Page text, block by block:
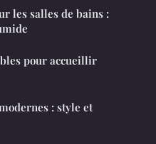
les salles de bains :
pour accueillir
: style et